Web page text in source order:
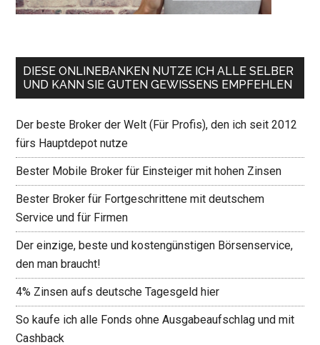
DIESE ONLINEBANKEN NUTZE ICH ALLE SELBER
UND KANN SIE GUTEN GEWISSENS EMPFEHLEN
Der beste Broker der Welt (Für Profis), den ich seit 2012
fürs Hauptdepot nutze
Bester Mobile Broker für Einsteiger mit hohen Zinsen
Bester Broker für Fortgeschrittene mit deutschem
Service und für Firmen
Der einzige, beste und kostengünstigen Börsenservice,
den man braucht!
4% Zinsen aufs deutsche Tagesgeld hier
So kaufe ich alle Fonds ohne Ausgabeaufschlag und mit
Cashback